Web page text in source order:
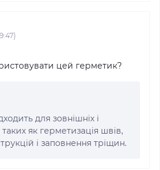
цей герметик?
для зовнішніх і
таких як герметизація швів,
і заповнення тріщин.